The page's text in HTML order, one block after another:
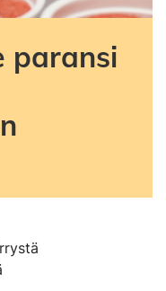
paransi